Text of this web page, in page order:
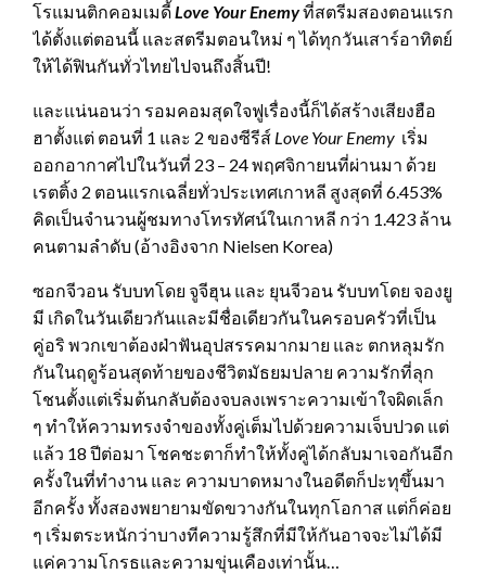
โรแมนติกคอมเมดี้Love Your Enemyที่สตรีมสองตอนแรก
ได้ตั้งแต่ตอนนี้ และสตรีมตอนใหม่ ๆ ได้ทุกวันเสาร์อาทิตย์
ให้ได้ฟินกันทั่วไทยไปจนถึงสิ้นปี!
และแน่นอนว่า รอมคอมสุดใจฟูเรื่องนี้ก็ได้สร้างเสียงฮือ
ฮาตั้งแต่ ตอนที่ 1 และ 2 ของซีรีส์ Love Your Enemy เริ่ม
ออกอากาศไปในวันที่ 23 – 24 พฤศจิกายนที่ผ่านมา ด้วย
เรตติ้ง 2 ตอนแรกเฉลี่ยทั่วประเทศเกาหลี สูงสุดที่ 6.453%
คิดเป็นจำนวนผู้ชมทางโทรทัศน์ในเกาหลี กว่า 1.423 ล้าน
คนตามลำดับ (อ้างอิงจาก Nielsen Korea)
ซอกจีวอน รับบทโดย จูจีฮุน และ ยุนจีวอน รับบทโดย จองยู
มี เกิดในวันเดียวกันและมีชื่อเดียวกันในครอบครัวที่เป็น
คู่อริ พวกเขาต้องฝ่าฟันอุปสรรคมากมาย และ ตกหลุมรัก
กันในฤดูร้อนสุดท้ายของชีวิตมัธยมปลาย ความรักที่ลุก
โชนตั้งแต่เริ่มต้นกลับต้องจบลงเพราะความเข้าใจผิดเล็ก
ๆ ทำให้ความทรงจำของทั้งคู่เต็มไปด้วยความเจ็บปวด แต่
แล้ว 18 ปีต่อมา โชคชะตาก็ทำให้ทั้งคู่ได้กลับมาเจอกันอีก
ครั้งในที่ทำงาน และ ความบาดหมางในอดีตก็ปะทุขึ้นมา
อีกครั้ง ทั้งสองพยายามขัดขวางกันในทุกโอกาส แต่ก็ค่อย
ๆ เริ่มตระหนักว่าบางทีความรู้สึกที่มีให้กันอาจจะไม่ได้มี
แค่ความโกรธและความขุ่นเคืองเท่านั้น…